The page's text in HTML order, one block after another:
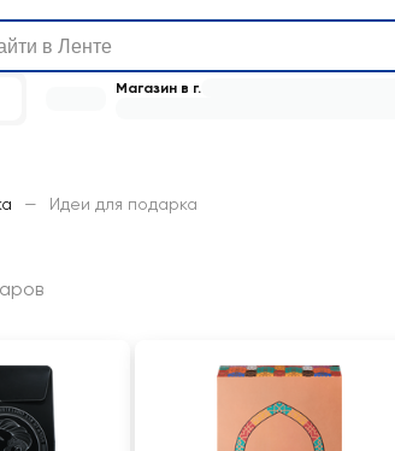
Магазин в г.
— Идеи для подарка